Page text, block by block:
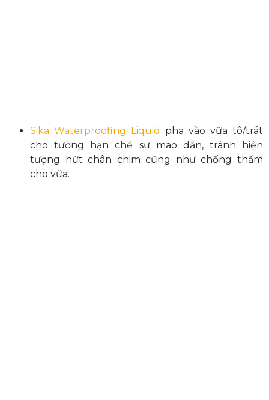
Sika Waterproofing Liquid
pha vào vữa tô/trát
cho tường hạn chế sự mao dẫn, tránh hiện
tượng nứt chân chim cũng như chống thấm
cho vữa.